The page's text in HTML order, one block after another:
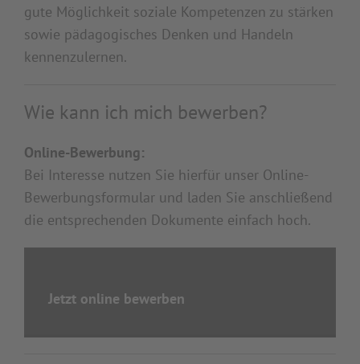
gute Möglichkeit soziale Kompetenzen zu stärken
sowie pädagogisches Denken und Handeln
kennenzulernen.
Wie kann ich mich bewerben?
Online-Bewerbung:
Bei Interesse nutzen Sie hierfür unser Online-
Bewerbungsformular und laden Sie anschließend
die entsprechenden Dokumente einfach hoch.
Jetzt online bewerben